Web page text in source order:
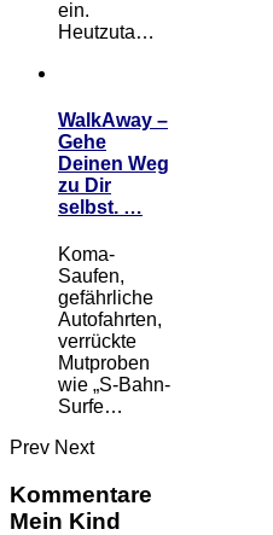
ein.
Heutzuta…
WalkAway –
Gehe
Deinen Weg
zu Dir
selbst. …
Koma-
Saufen,
gefährliche
Autofahrten,
verrückte
Mutproben
wie „S-Bahn-
Surfe…
Prev Next
Kommentare
Mein Kind